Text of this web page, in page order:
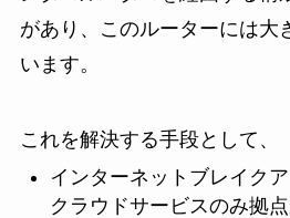
があり、このルーターには大
います。
これを解決する手段として、
インターネットブレイク
クラウドサービスのみ拠